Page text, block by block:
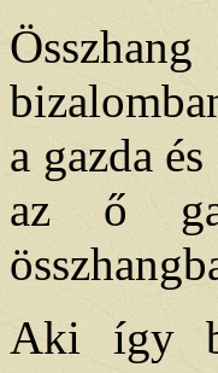
a gazda
az ő
Aki így